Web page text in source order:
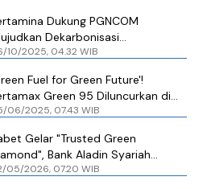
Dukung PGNCOM
Dekarbonisasi
dari 'Data Center' ke
10/2025, 04.32 WIB
Fuel for Green Future'!
Green 95 Diluncurkan di
06/2025, 07.43 WIB
Gelar "Trusted Green
Bank Aladin Syariah
Komitmen Dekarbonisasi
05/2026, 07.20 WIB